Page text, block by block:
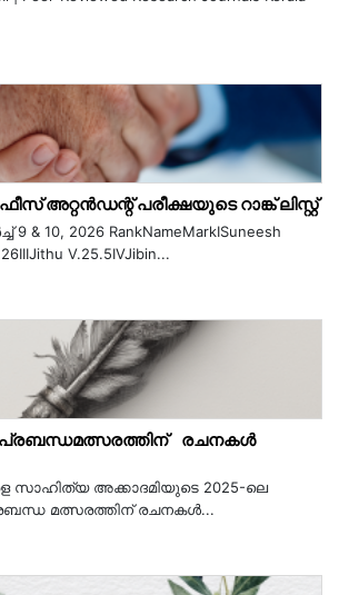
അറ്റൻഡന്റ് പരീക്ഷയുടെ റാങ്ക് ലിസ്റ്റ്
& 10, 2026 RankNameMarkISuneesh
V.25.5IVJibin...
രചനകൾ
അക്കാദമിയുടെ 2025-ലെ
മത്സരത്തിന് രചനകൾ...